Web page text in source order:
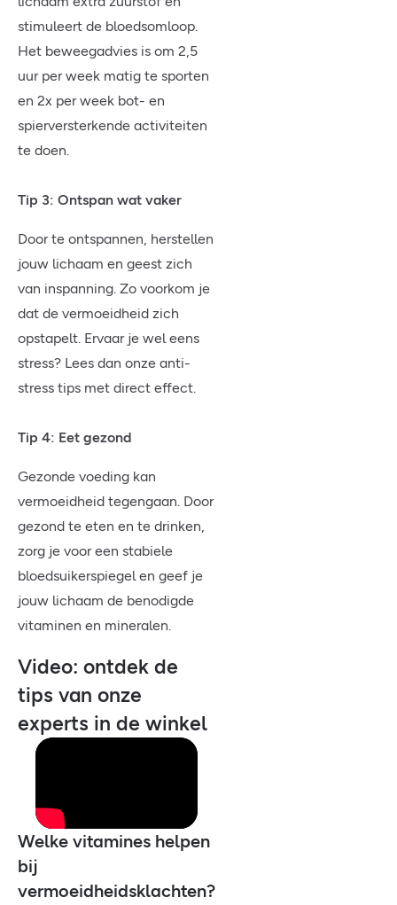
stimuleert de bloedsomloop.
Het beweegadvies is om 2,5
uur per week matig te sporten
en 2x per week bot- en
spierversterkende activiteiten
te doen.
Tip 3: Ontspan wat vaker
Door te ontspannen, herstellen
jouw lichaam en geest zich
van inspanning. Zo voorkom je
dat de vermoeidheid zich
opstapelt. Ervaar je wel eens
stress? Lees dan onze anti-
stress tips met direct effect.
Tip 4: Eet gezond
Gezonde voeding kan
vermoeidheid tegengaan. Door
gezond te eten en te drinken,
zorg je voor een stabiele
bloedsuikerspiegel en geef je
jouw lichaam de benodigde
vitaminen en mineralen.
Video: ontdek de
tips van onze
experts in de winkel
Welke vitamines helpen
bij
vermoeidheidsklachten?